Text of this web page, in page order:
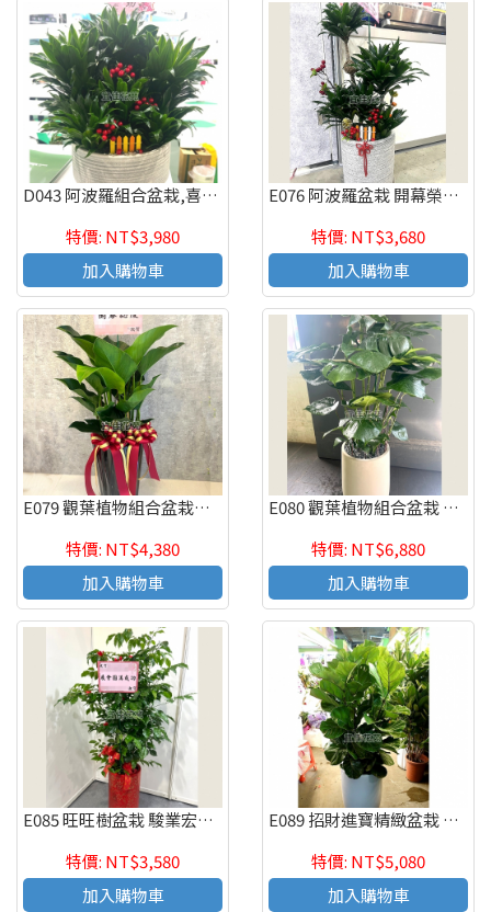
D043 阿波羅組合盆栽,喜慶組合盆栽,發表會組合盆栽,開幕組合盆栽
特價: NT$3,980
加入購物車
E076 阿波羅盆栽 開幕榮陞喬遷新居落成祝賀盆栽
特價: NT$3,680
加入購物車
E079 觀葉植物組合盆栽參展成功 長喬遷之喜 榮陞誌喜盆栽
特價: NT$4,380
加入購物車
E080 觀葉植物組合盆栽 喬遷之喜 榮陞誌喜盆栽
特價: NT$6,880
加入購物車
E085 旺旺樹盆栽 駿業宏開 喬遷之喜 榮陞誌喜盆栽
特價: NT$3,580
加入購物車
E089 招財進寶精緻盆栽 喬遷之喜 榮陞誌喜盆栽
特價: NT$5,080
加入購物車